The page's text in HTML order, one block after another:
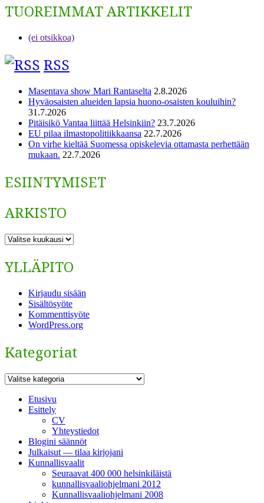
TUOREIMMAT ARTIKKELIT
(ei otsikkoa)
RSS
Masentava show Mari Rantaselta 2.8.2026
Hyväosaisten alueiden lapsia huono-osaisten kouluihin?
31.7.2026
Pitäisikö Vantaa liittää Helsinkiin? 23.7.2026
EU pilaa ilmastopolitiikkaansa 22.7.2026
On virhe kieltää Suomessa opiskelevia ottamasta perhettään
mukaan. 22.7.2026
ESIINTYMISET
ARKISTO
ARKISTO
YLLÄPITO
Kirjaudu sisään
Sisältösyöte
Kommenttisyöte
WordPress.org
Kategoriat
Kategoriat
Etusivu
Esittely
CV
Yhteystiedot
Blogini säännöt
Julkaisut — tilaa kirjojani
Kunnallisvaalit
Seuraavat 400 000 helsinkiläistä
kunnallisvaaliohjelmani 2012
Kunnallisvaaliohjelmani 2008